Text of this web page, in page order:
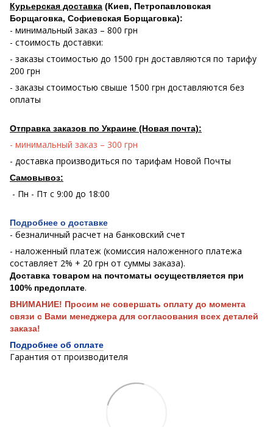
Курьерская доставка (Киев, Петропавловская
Борщаговка, Софиевская Борщаговка):
- минимальный заказ – 800 грн
- стоимость доставки:
- заказы стоимостью до 1500 грн доставляются по тарифу
200 грн
- заказы стоимостью свыше 1500 грн доставляются без
оплаты
Отправка заказов по Украине (Новая почта):
- минимальный заказ – 300 грн
- доставка производиться по тарифам Новой Почты
Самовывоз:
- Пн - Пт с 9:00 до 18:00
Подробнее о доставке
- безналичный расчет на банковский счет
- наложенный платеж (комиссия наложенного платежа
составляет 2% + 20 грн от суммы заказа).
Доставка товаром на почтоматы осуществляется при
100% предоплате.
ВНИМАНИЕ! Просим не совершать оплату до момента
связи с Вами менеджера для согласования всех деталей
заказа!
Подробнее об оплате
Гарантия от производителя